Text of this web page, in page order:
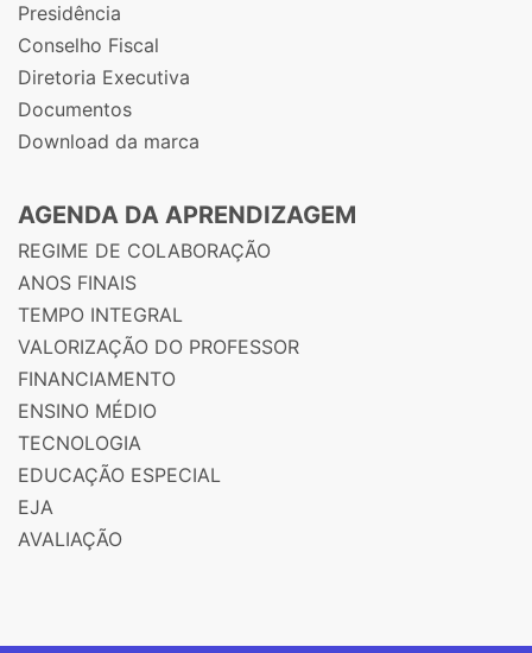
Presidência
Conselho Fiscal
Diretoria Executiva
Documentos
Download da marca
AGENDA DA APRENDIZAGEM
REGIME DE COLABORAÇÃO
ANOS FINAIS
TEMPO INTEGRAL
VALORIZAÇÃO DO PROFESSOR
FINANCIAMENTO
ENSINO MÉDIO
TECNOLOGIA
EDUCAÇÃO ESPECIAL
EJA
AVALIAÇÃO